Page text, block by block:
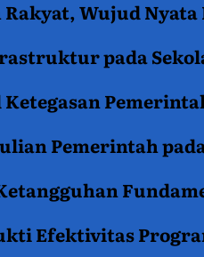
Wujud
pada
Pemerintah
Efektivitas